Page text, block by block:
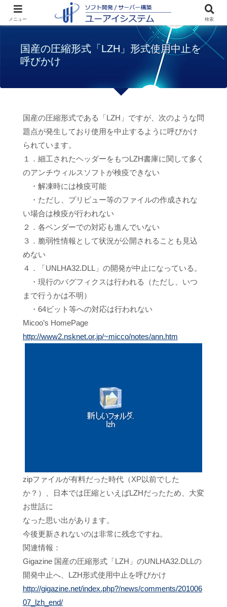
お知らせ
国産の圧縮形式「LZH」
形式使用中止を呼びかけ
国産の圧縮形式「LZH」形式使用中止を
呼びかけ
国産の圧縮形式である「LZH」ですが、次のような問
題点が発生しており使用を中止するように呼びかけ
られています。
１．細工されたヘッダーをもつLZH書庫に関して多く
のアンチウィルスソフトが検疫できない
・解凍時には検疫可能
・ただし、プリビュー等のファイルの作成されな
い場合は検疫が行われない
２．各ベンダーでの対応も進んでいない
３．脆弱性情報として状況が公開されることも見込
めない
４．「UNLHA32.DLL」の開発が中止になっている。
・現行のバグフィクスは行われる（ただし、いつ
まで行うかは不明）
・64ビット等への対応は行われない
Micoo’s HomePage
http://www2.nsknet.or.jp/~micco/notes/ann.htm
zipファイルが有料だった時代（XP以前でした
か？）、日本では圧縮といえばLZHだったため、大変
お世話に
なった思い出があります。
今後更新されないのは非常に残念ですね。
関連情報：
Gigazine 国産の圧縮形式「LZH」のUNLHA32.DLLの
開発中止へ、LZH形式使用中止を呼びかけ
http://gigazine.net/index.php?/news/comments/201006
07_lzh_end/
メニュー 検索